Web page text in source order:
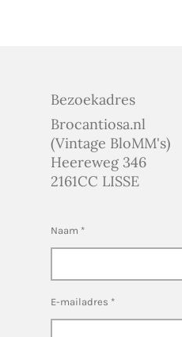
Bezoekadres
Brocantiosa.nl
(Vintage BloMM's)
Heereweg 346
2161CC LISSE
Naam *
E-mailadres *